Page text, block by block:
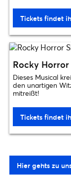
Tickets findet
Rocky
Dieses Musical
den unartigen
mitreißt!
Tickets findet
Hier gehts zu